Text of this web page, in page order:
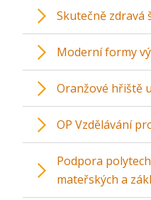
Skutečně zdravá
Moderní formy
Oranžové hřiště
OP Vzdělávání
Podpora
mateřských a